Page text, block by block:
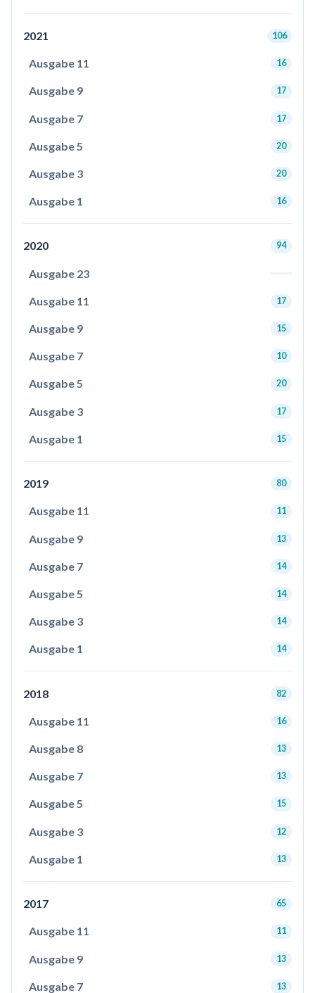
2021 106
Ausgabe 11 16
Ausgabe 9 17
Ausgabe 7 17
Ausgabe 5 20
Ausgabe 3 20
Ausgabe 1 16
2020 94
Ausgabe 23
Ausgabe 11 17
Ausgabe 9 15
Ausgabe 7 10
Ausgabe 5 20
Ausgabe 3 17
Ausgabe 1 15
2019 80
Ausgabe 11 11
Ausgabe 9 13
Ausgabe 7 14
Ausgabe 5 14
Ausgabe 3 14
Ausgabe 1 14
2018 82
Ausgabe 11 16
Ausgabe 8 13
Ausgabe 7 13
Ausgabe 5 15
Ausgabe 3 12
Ausgabe 1 13
2017 65
Ausgabe 11 11
Ausgabe 9 13
Ausgabe 7 13